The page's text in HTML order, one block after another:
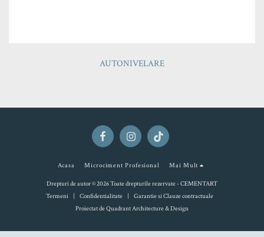
AUTONIVELARE
Acasa Microciment Profesional Mai Mult
Drepturi de autor © 2026 Toate drepturile rezervate -CEMENTART
Termeni | Confidentialitate | Garantie si Clauze contractuale
Proiectat deQuadrant Architecture & Design